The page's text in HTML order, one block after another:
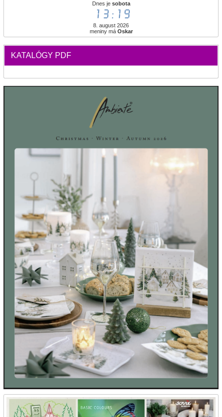
Dnes je sobota
13:19
8. august 2026
meniny má Oskar
KATALÓGY PDF